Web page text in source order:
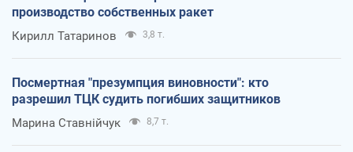
производство собственных ракет
Кирилл Татаринов 3,8 т.
Посмертная "презумпция виновности": кто
разрешил ТЦК судить погибших защитников
Марина Ставнійчук 8,7 т.